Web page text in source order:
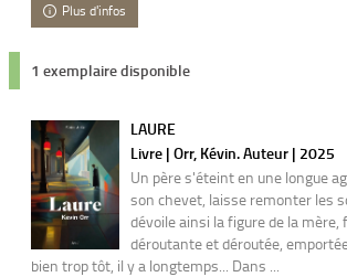
Plus d'infos
1 exemplaire disponible
LAURE
Livre | Orr, Kévin. Auteur | 2025
Un père s'éteint en une longue
son chevet, laisse remonter les
dévoile ainsi la figure de la mère,
déroutante et déroutée,
bien trop tôt, il y a longtemps... Dans ...